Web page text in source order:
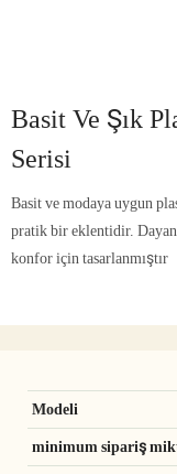
Basit Ve Şık
Serisi
Basit ve modaya uygun
pratik bir eklentidir.
konfor için tasarlanmıştır
Modeli
minimum sipariş